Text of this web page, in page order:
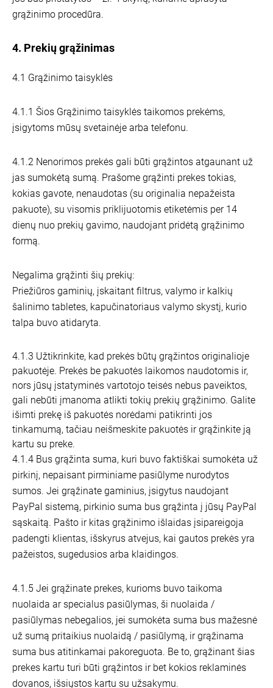
grąžinimo procedūra.
4. Prekių grąžinimas
4.1 Grąžinimo taisyklės
4.1.1 Šios Grąžinimo taisyklės taikomos prekėms,
įsigytoms mūsų svetainėje arba telefonu.
4.1.2 Nenorimos prekės gali būti grąžintos atgaunant už
jas sumokėtą sumą. Prašome grąžinti prekes tokias,
kokias gavote, nenaudotas (su originalia nepažeista
pakuote), su visomis priklijuotomis etiketėmis per 14
dienų nuo prekių gavimo, naudojant pridėtą grąžinimo
formą.
Negalima grąžinti šių prekių:
Priežiūros gaminių, įskaitant filtrus, valymo ir kalkių
šalinimo tabletes, kapučinatoriaus valymo skystį, kurio
talpa buvo atidaryta.
4.1.3 Užtikrinkite, kad prekės būtų grąžintos originalioje
pakuotėje. Prekės be pakuotės laikomos naudotomis ir,
nors jūsų įstatyminės vartotojo teisės nebus paveiktos,
gali nebūti įmanoma atlikti tokių prekių grąžinimo. Galite
išimti prekę iš pakuotės norėdami patikrinti jos
tinkamumą, tačiau neišmeskite pakuotės ir grąžinkite ją
kartu su preke.
4.1.4 Bus grąžinta suma, kuri buvo faktiškai sumokėta už
pirkinį, nepaisant pirminiame pasiūlyme nurodytos
sumos. Jei grąžinate gaminius, įsigytus naudojant
PayPal sistemą, pirkinio suma bus grąžinta į jūsų PayPal
sąskaitą. Pašto ir kitas grąžinimo išlaidas įsipareigoja
padengti klientas, išskyrus atvejus, kai gautos prekės yra
pažeistos, sugedusios arba klaidingos.
4.1.5 Jei grąžinate prekes, kurioms buvo taikoma
nuolaida ar specialus pasiūlymas, ši nuolaida /
pasiūlymas nebegalios, jei sumokėta suma bus mažesnė
už sumą pritaikius nuolaidą / pasiūlymą, ir grąžinama
suma bus atitinkamai pakoreguota. Be to, grąžinant šias
prekes kartu turi būti grąžintos ir bet kokios reklaminės
dovanos, išsiųstos kartu su užsakymu.